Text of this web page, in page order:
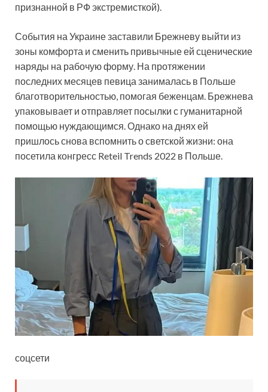
признанной в РФ экстремисткой).
События на Украине заставили Брежневу выйти из
зоны комфорта и сменить привычные ей сценические
наряды на рабочую форму. На протяжении
последних месяцев певица занималась в Польше
благотворительностью, помогая беженцам. Брежнева
упаковывает и отправляет посылки с гуманитарной
помощью нуждающимся. Однако на днях ей
пришлось снова вспомнить о светской жизни: она
посетила конгресс Reteil Trends 2022 в Польше.
соцсети